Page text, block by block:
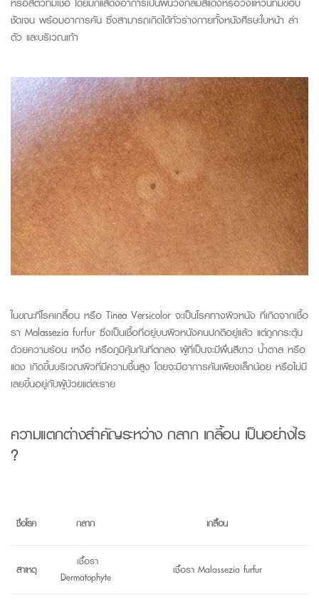
ชัดเจน พร้อมอาการคัน ซึ่งสามารถเกิดได้ทั่วร่างกายทั้งหนังศีรษะใบหน้า ลำ
ตัว และบริเวณเท้า
ในขณะที่โรคเกลื้อน หรือ Tinea Versicolor จะเป็นโรคทางผิวหนัง ที่เกิดจากเชื้อ
รา Malassezia furfur ซึ่งเป็นเชื้อที่อยู่บนผิวหนังคนปกติอยู่แล้ว แต่ถูกกระตุ้น
ด้วยความร้อน เหงื่อ หรือภูมิคุ้มกันที่ตกลง ผู้ที่เป็นจะมีผื่นสีขาว น้ำตาล หรือ
แดง เกิดขึ้นบริเวณผิวที่มีความชื้นสูง โดยจะมีอาการคันเพียงเล็กน้อย หรือไม่มี
เลยขึ้นอยู่กับผู้ป่วยแต่ละราย
ความแตกต่างสำคัญระหว่าง กลาก เกลื้อน เป็นอย่างไร
?
ชื่อโรค กลาก เกลื้อน
สาเหตุ
เชื้อรา
Dermatophyte
เชื้อราMalassezia furfur